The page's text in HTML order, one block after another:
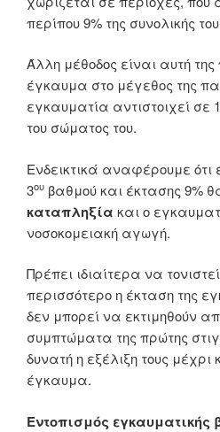
περίπου 9% της συνολικής
Άλλη μέθοδος είναι αυτή
έγκαυμα στο μέγεθος της
εγκαυματία αντιστοιχεί σε
του σώματος του.
Ενδεικτικά αναφέρουμε
3ου βαθμού και έκτασης 9%
καταπληξία και ο
νοσοκομειακή αγωγή.
Πρέπει ιδιαίτερα να
περισσότερο η έκταση της
δεν μπορεί να εκτιμηθούν
συμπτώματα της πρώτης
δυνατή η εξέλιξη τους
έγκαυμα.
Εντοπισμός εγκαυματικής